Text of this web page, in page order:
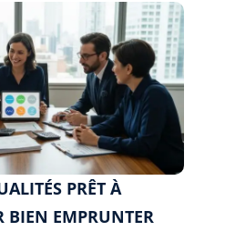
PRÊT À
BIEN EMPRUNTER